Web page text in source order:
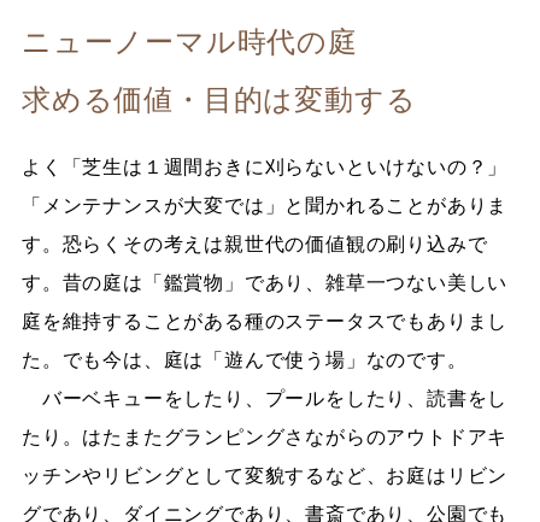
ニューノーマル時代の庭
求める価値・目的は変動する
よく「芝生は１週間おきに刈らないといけないの？」
「メンテナンスが大変では」と聞かれることがありま
す。恐らくその考えは親世代の価値観の刷り込みで
す。昔の庭は「鑑賞物」であり、雑草一つない美しい
庭を維持することがある種のステータスでもありまし
た。でも今は、庭は「遊んで使う場」なのです。
バーベキューをしたり、プールをしたり、読書をし
たり。はたまたグランピングさながらのアウトドアキ
ッチンやリビングとして変貌するなど、お庭はリビン
グであり、ダイニングであり、書斎であり、公園でも